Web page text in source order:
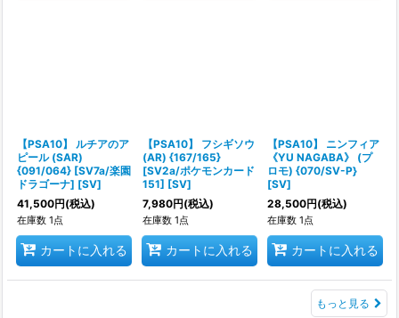
【PSA10】 ルチアのア
ピール (SAR)
{091/064} [SV7a/楽園
ドラゴーナ] [SV]
41,500円(税込)
在庫数 1点
カートに入れる
【PSA10】 フシギソウ
(AR) {167/165}
[SV2a/ポケモンカード
151] [SV]
7,980円(税込)
在庫数 1点
カートに入れる
【PSA10】 ニンフィア
《YU NAGABA》 (プ
ロモ) {070/SV-P}
[SV]
28,500円(税込)
在庫数 1点
カートに入れる
もっと見る